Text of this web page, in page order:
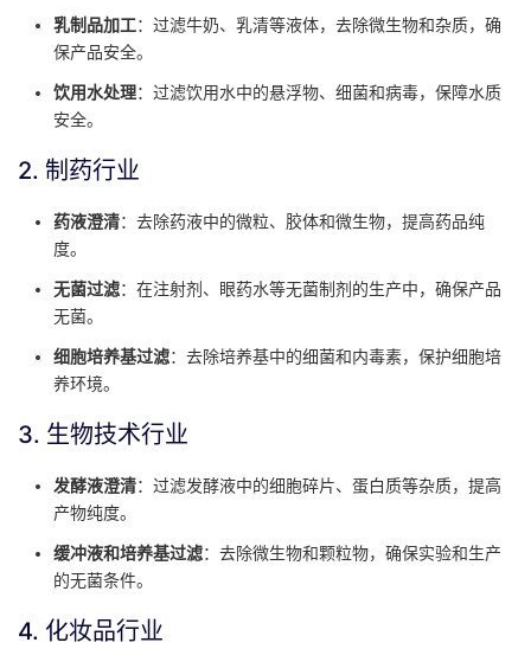
乳制品加工：过滤牛奶、乳清等液体，去除微生物和杂质，确
保产品安全。
饮用水处理：过滤饮用水中的悬浮物、细菌和病毒，保障水质
安全。
2. 制药行业
药液澄清：去除药液中的微粒、胶体和微生物，提高药品纯
度。
无菌过滤：在注射剂、眼药水等无菌制剂的生产中，确保产品
无菌。
细胞培养基过滤：去除培养基中的细菌和内毒素，保护细胞培
养环境。
3. 生物技术行业
发酵液澄清：过滤发酵液中的细胞碎片、蛋白质等杂质，提高
产物纯度。
缓冲液和培养基过滤：去除微生物和颗粒物，确保实验和生产
的无菌条件。
4. 化妆品行业